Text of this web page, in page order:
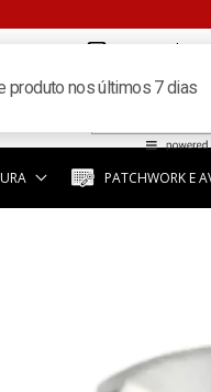
PATCHWORK E